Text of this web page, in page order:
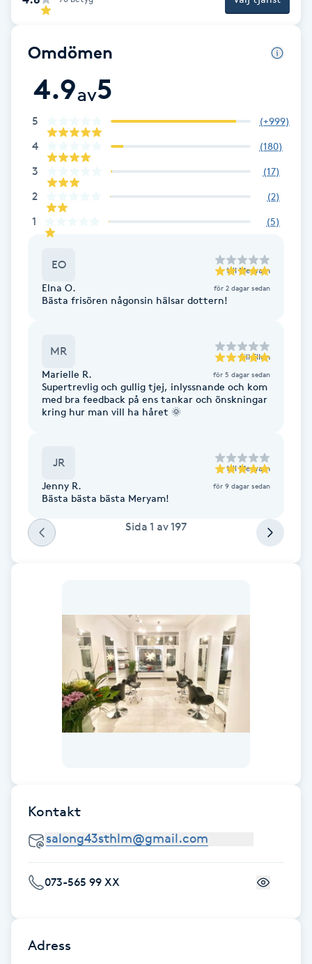
Fotsvamp
Fotvård
Fransar
Fransborttagning
Fransfärgning
Fransförlängning
Fransförlängning Volym
Frekvensterapi
Friskvårdsmassage
Frisör
Funktionsanalys
Gelenaglar
Gellack med förstärkning
Gravidmassage
Gravidyoga
Omdömen
4.9av5
5 (+999)
4 (180)
3 (17)
2 (2)
1 (5)
EO till Meryam
Elna O. för 2 dagar sedan
Bästa frisören någonsin hälsar dottern!
MR till Ellen
Marielle R. för 5 dagar sedan
Supertrevlig och gullig tjej, inlyssnande och kom
med bra feedback på ens tankar och önskningar
kring hur man vill ha håret 🌞
JR till Meryam
Jenny R. för 9 dagar sedan
Bästa bästa bästa Meryam!
Sida 1 av197
Kontakt
073-565 99 XX
Adress